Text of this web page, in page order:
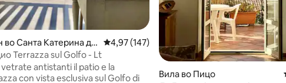
во Санта Катерина де
Просечна оцена: 4,97 од 5, 147 рецензии
4,97 (147)
Terrazza sul Golfo - Lt
antistanti il patio e la
con vista esclusiva sul Golfo di
Вила во Пицо